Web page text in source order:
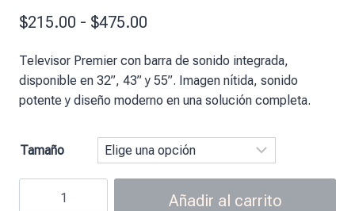
$215.00 - $475.00
Televisor Premier con barra de sonido integrada,
disponible en 32”, 43” y 55”. Imagen nítida, sonido
potente y diseño moderno en una solución completa.
Tamaño
Añadir al carrito